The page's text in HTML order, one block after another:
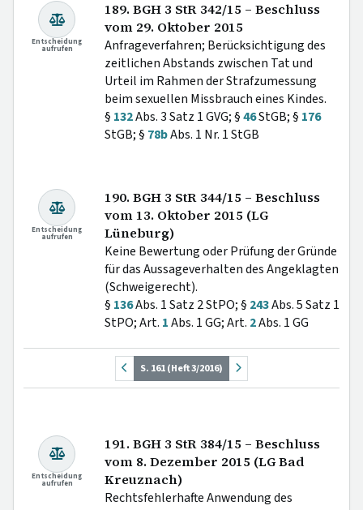
Entscheidung
aufrufen
189. BGH 3 StR 342/15 – Beschluss
vom 29. Oktober 2015
Anfrageverfahren; Berücksichtigung des
zeitlichen Abstands zwischen Tat und
Urteil im Rahmen der Strafzumessung
beim sexuellen Missbrauch eines Kindes.
§ 132Abs. 3 Satz 1 GVG; §46StGB; § 176
StGB; § 78bAbs. 1 Nr. 1 StGB
Entscheidung
aufrufen
190. BGH 3 StR 344/15 – Beschluss
vom 13. Oktober 2015 (LG
Lüneburg)
Keine Bewertung oder Prüfung der Gründe
für das Aussageverhalten des Angeklagten
(Schweigerecht).
§ 136Abs. 1 Satz 2 StPO; § 243Abs. 5 Satz 1
StPO; Art. 1Abs. 1 GG; Art. 2Abs. 1 GG
S. 161 (Heft 3/2016)
Entscheidung
aufrufen
191. BGH 3 StR 384/15 – Beschluss
vom 8. Dezember 2015 (LG Bad
Kreuznach)
Rechtsfehlerhafte Anwendung des